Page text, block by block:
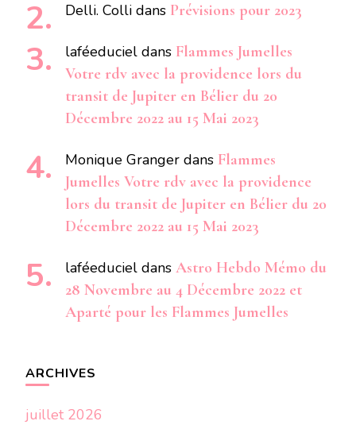
Delli. Colli dans Prévisions pour 2023
laféeduciel dans Flammes Jumelles
Votre rdv avec la providence lors du
transit de Jupiter en Bélier du 20
Décembre 2022 au 15 Mai 2023
Monique Granger dans Flammes
Jumelles Votre rdv avec la providence
lors du transit de Jupiter en Bélier du 20
Décembre 2022 au 15 Mai 2023
laféeduciel dans Astro Hebdo Mémo du
28 Novembre au 4 Décembre 2022 et
Aparté pour les Flammes Jumelles
ARCHIVES
juillet 2026